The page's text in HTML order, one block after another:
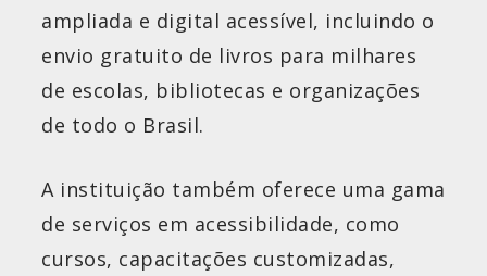
ampliada e digital acessível, incluindo o
envio gratuito de livros para milhares
de escolas, bibliotecas e organizações
de todo o Brasil.
A instituição também oferece uma gama
de serviços em acessibilidade, como
cursos, capacitações customizadas,